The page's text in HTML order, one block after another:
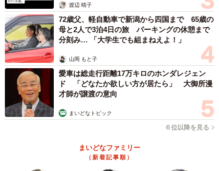
渡辺 晴子
72歳父、軽自動車で新潟から四国まで 65歳の
母と2人で3泊4日の旅 パーキングの休憩まで
分刻み… 「大学生でも組まねえよ！」
山岡 もと子
愛車は総走行距離17万キロのホンダレジェン
ド 「どなたか欲しい方が居たら」 大御所漫
才師が譲渡の意向
まいどなトピック
６位以降を見る
まいどなファミリー
（新着記事順）